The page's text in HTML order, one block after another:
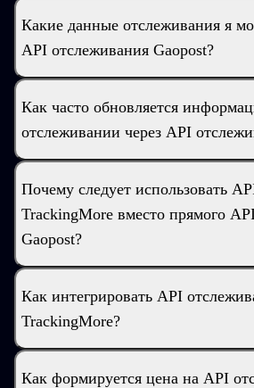
Какие данные отслеживания я
API отслеживания Gaopost?
Как часто обновляется
отслеживании через API
Почему следует использовать
TrackingMore вместо прямого
Gaopost?
Как интегрировать API
TrackingMore?
Как формируется цена на API